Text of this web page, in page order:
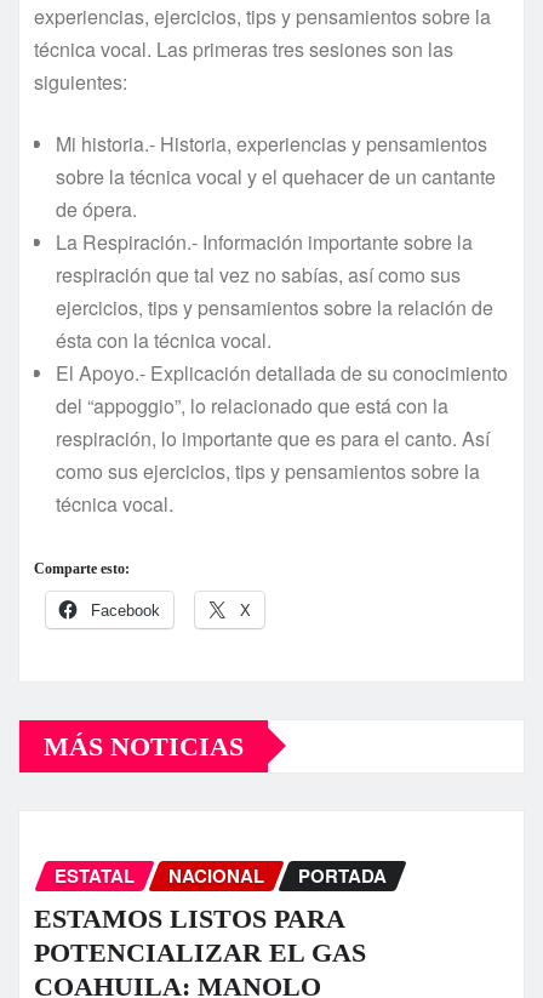
experiencias, ejercicios, tips y pensamientos sobre la
técnica vocal. Las primeras tres sesiones son las
siguientes:
Mi historia.- Historia, experiencias y pensamientos
sobre la técnica vocal y el quehacer de un cantante
de ópera.
La Respiración.- Información importante sobre la
respiración que tal vez no sabías, así como sus
ejercicios, tips y pensamientos sobre la relación de
ésta con la técnica vocal.
El Apoyo.- Explicación detallada de su conocimiento
del “appoggio”, lo relacionado que está con la
respiración, lo importante que es para el canto. Así
como sus ejercicios, tips y pensamientos sobre la
técnica vocal.
Comparte esto:
Facebook X
MÁS NOTICIAS
ESTATAL NACIONAL PORTADA
ESTAMOS LISTOS PARA
POTENCIALIZAR EL GAS
COAHUILA: MANOLO